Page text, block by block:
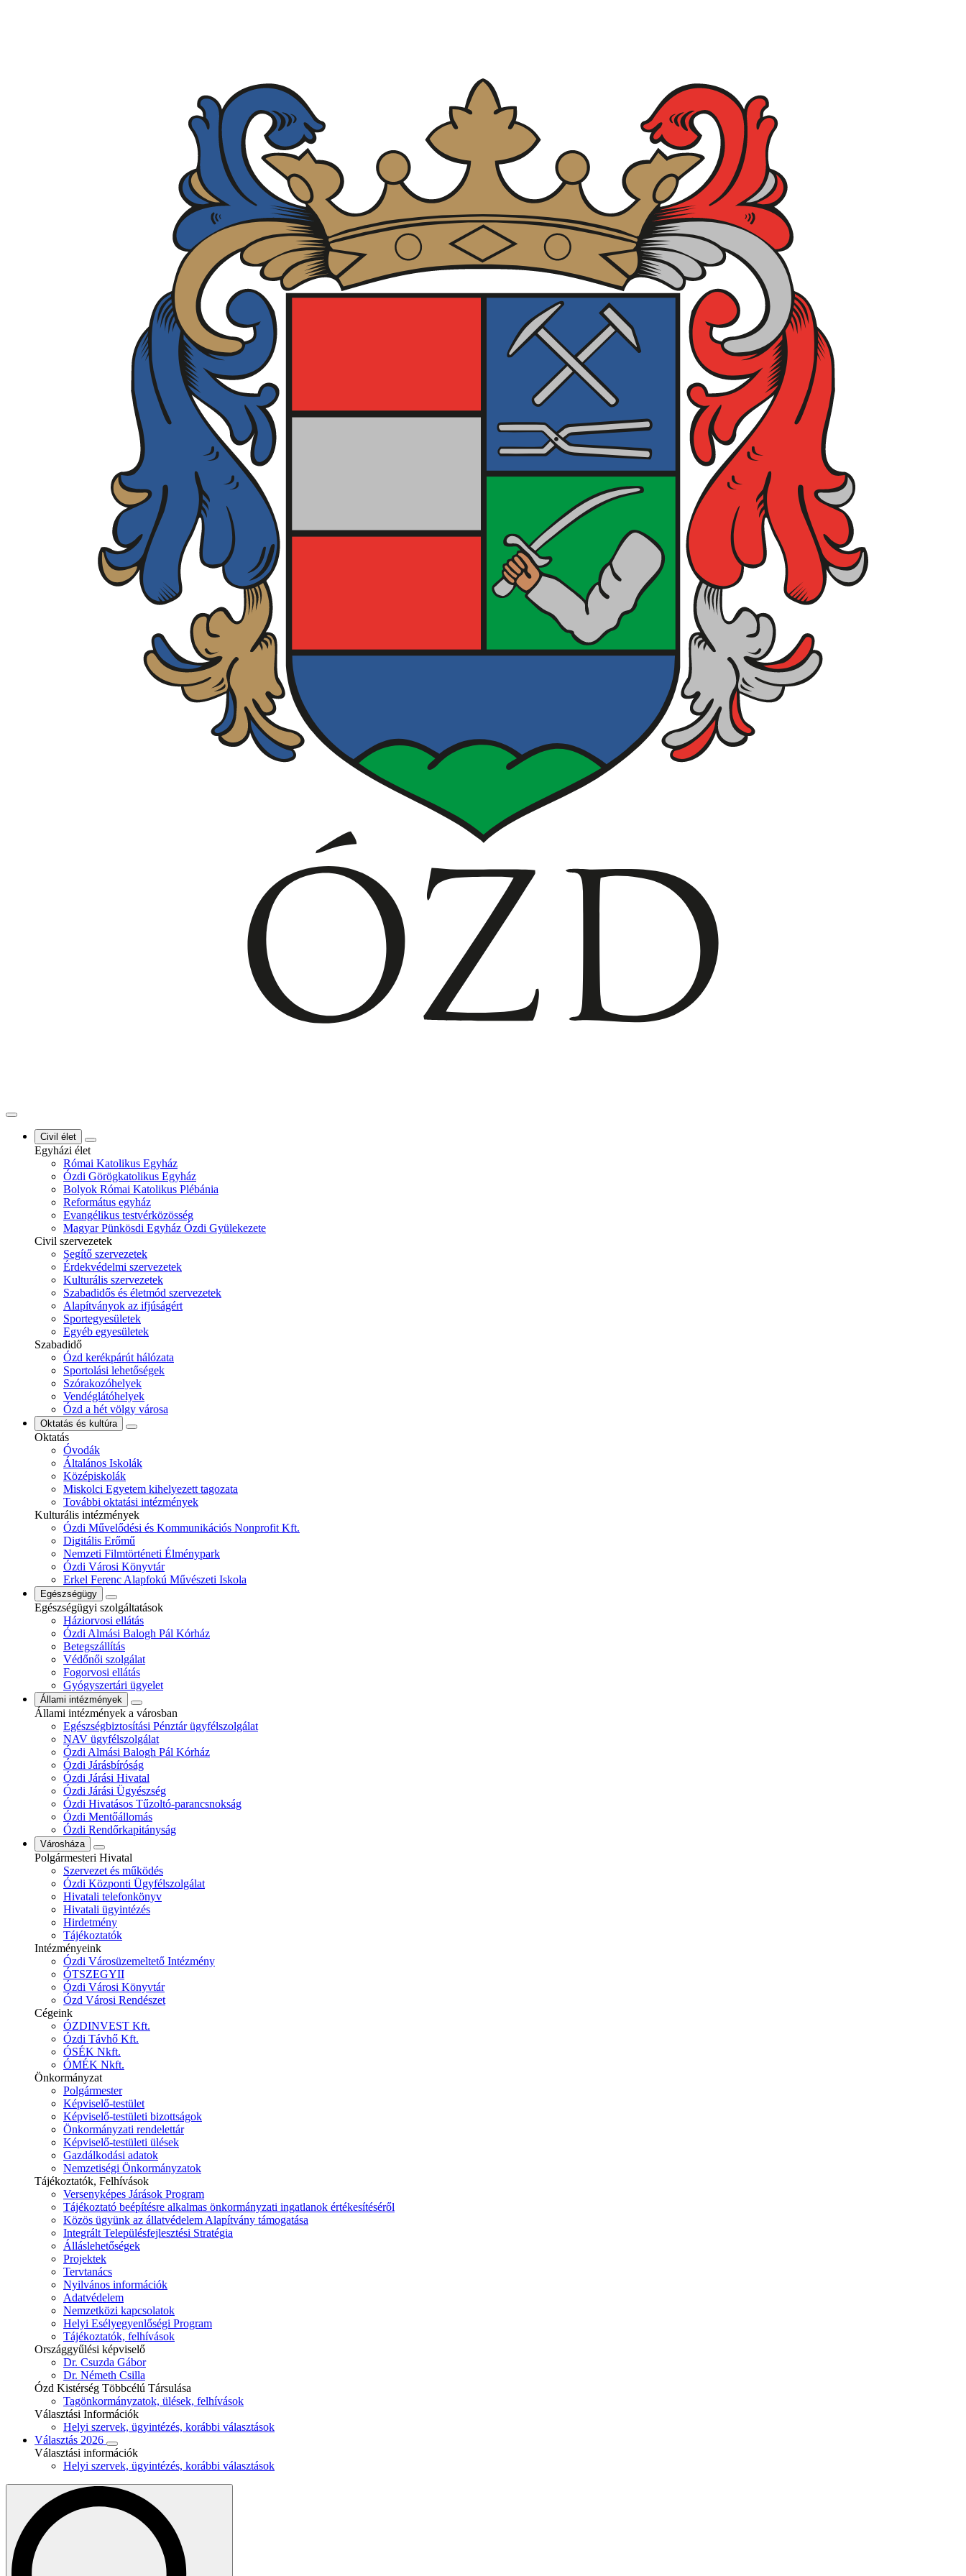
Civil élet
Egyházi élet
Római Katolikus Egyház
Ózdi Görögkatolikus Egyház
Bolyok Római Katolikus Plébánia
Református egyház
Evangélikus testvérközösség
Magyar Pünkösdi Egyház Ózdi Gyülekezete
Civil szervezetek
Segítő szervezetek
Érdekvédelmi szervezetek
Kulturális szervezetek
Szabadidős és életmód szervezetek
Alapítványok az ifjúságért
Sportegyesületek
Egyéb egyesületek
Szabadidő
Ózd kerékpárút hálózata
Sportolási lehetőségek
Szórakozóhelyek
Vendéglátóhelyek
Ózd a hét völgy városa
Oktatás és kultúra
Oktatás
Óvodák
Általános Iskolák
Középiskolák
Miskolci Egyetem kihelyezett tagozata
További oktatási intézmények
Kulturális intézmények
Ózdi Művelődési és Kommunikációs Nonprofit Kft.
Digitális Erőmű
Nemzeti Filmtörténeti Élménypark
Ózdi Városi Könyvtár
Erkel Ferenc Alapfokú Művészeti Iskola
Egészségügy
Egészségügyi szolgáltatások
Háziorvosi ellátás
Ózdi Almási Balogh Pál Kórház
Betegszállítás
Védőnői szolgálat
Fogorvosi ellátás
Gyógyszertári ügyelet
Állami intézmények
Állami intézmények a városban
Egészségbiztosítási Pénztár ügyfélszolgálat
NAV ügyfélszolgálat
Ózdi Almási Balogh Pál Kórház
Ózdi Járásbíróság
Ózdi Járási Hivatal
Ózdi Járási Ügyészség
Ózdi Hivatásos Tűzoltó-parancsnokság
Ózdi Mentőállomás
Ózdi Rendőrkapitányság
Városháza
Polgármesteri Hivatal
Szervezet és működés
Ózdi Központi Ügyfélszolgálat
Hivatali telefonkönyv
Hivatali ügyintézés
Hirdetmény
Tájékoztatók
Intézményeink
Ózdi Városüzemeltető Intézmény
ÓTSZEGYII
Ózdi Városi Könyvtár
Ózd Városi Rendészet
Cégeink
ÓZDINVEST Kft.
Ózdi Távhő Kft.
ÓSÉK Nkft.
ÓMÉK Nkft.
Önkormányzat
Polgármester
Képviselő-testület
Képviselő-testületi bizottságok
Önkormányzati rendelettár
Képviselő-testületi ülések
Gazdálkodási adatok
Nemzetiségi Önkormányzatok
Tájékoztatók, Felhívások
Versenyképes Járások Program
Tájékoztató beépítésre alkalmas önkormányzati ingatlanok értékesítéséről
Közös ügyünk az állatvédelem Alapítvány támogatása
Integrált Településfejlesztési Stratégia
Álláslehetőségek
Projektek
Tervtanács
Nyilvános információk
Adatvédelem
Nemzetközi kapcsolatok
Helyi Esélyegyenlőségi Program
Tájékoztatók, felhívások
Országgyűlési képviselő
Dr. Csuzda Gábor
Dr. Németh Csilla
Ózd Kistérség Többcélú Társulása
Tagönkormányzatok, ülések, felhívások
Választási Információk
Helyi szervek, ügyintézés, korábbi választások
Választás 2026
Választási információk
Helyi szervek, ügyintézés, korábbi választások